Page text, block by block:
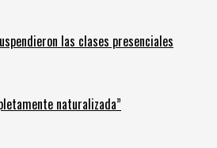
las clases presenciales
naturalizada”